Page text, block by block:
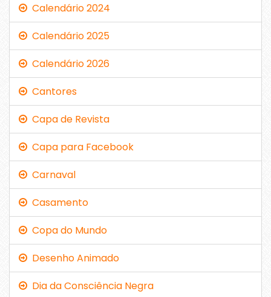
Calendário 2024
Calendário 2025
Calendário 2026
Cantores
Capa de Revista
Capa para Facebook
Carnaval
Casamento
Copa do Mundo
Desenho Animado
Dia da Consciência Negra